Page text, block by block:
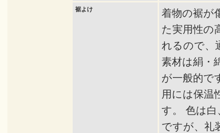
裾よけ
着物の裾が
た実用性の
れるので、
素材は絹・
が一般的で
用には保温
す。 色は
ですが、礼